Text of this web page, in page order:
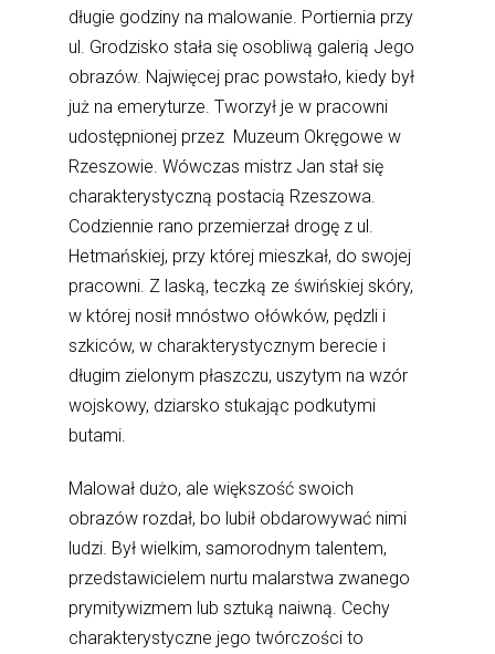
długie godziny na malowanie. Portiernia przy
ul. Grodzisko stała się osobliwą galerią Jego
obrazów. Najwięcej prac powstało, kiedy był
już na emeryturze. Tworzył je w pracowni
udostępnionej przez Muzeum Okręgowe w
Rzeszowie. Wówczas mistrz Jan stał się
charakterystyczną postacią Rzeszowa.
Codziennie rano przemierzał drogę z ul.
Hetmańskiej, przy której mieszkał, do swojej
pracowni. Z laską, teczką ze świńskiej skóry,
w której nosił mnóstwo ołówków, pędzli i
szkiców, w charakterystycznym berecie i
długim zielonym płaszczu, uszytym na wzór
wojskowy, dziarsko stukając podkutymi
butami.
Malował dużo, ale większość swoich
obrazów rozdał, bo lubił obdarowywać nimi
ludzi. Był wielkim, samorodnym talentem,
przedstawicielem nurtu malarstwa zwanego
prymitywizmem lub sztuką naiwną. Cechy
charakterystyczne jego twórczości to